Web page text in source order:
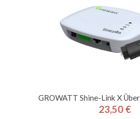
GROWATT Shine-Link X
Preis
23,50 €